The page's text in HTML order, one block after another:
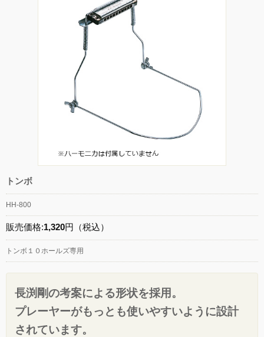
トンボ
HH-800
販売価格:1,320円（税込）
トンボ１０ホールズ専用
長渕剛の考案による形状を採用。
プレーヤーがもっとも使いやすいように設計
されています。